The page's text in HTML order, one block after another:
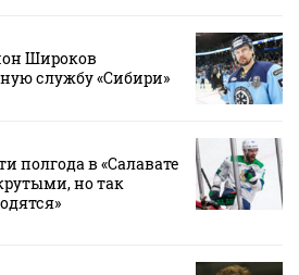
Широков
службу «Сибири»
полгода в «Салавате
но так